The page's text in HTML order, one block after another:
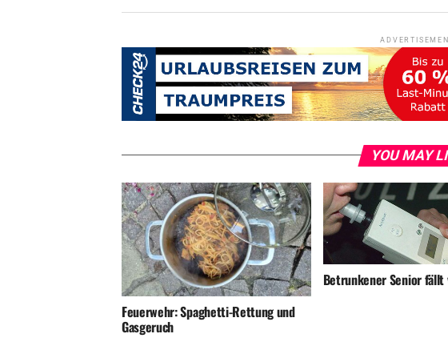
YOU MAY
Feuerwehr: Spaghetti-Rettung und
Gasgeruch
Betrunkener Senior fällt